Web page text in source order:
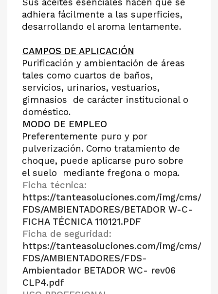
Sus aceites esenciales hacen que se
adhiera fácilmente a las superficies,
desarrollando el aroma lentamente.
CAMPOS DE APLICACIÓN
Purificación y ambientación de áreas
tales como cuartos de baños,
servicios, urinarios, vestuarios,
gimnasios
de carácter institucional o
doméstico.
MODO DE EMPLEO
Preferentemente puro y por
pulverización. Como tratamiento de
choque, puede aplicarse puro sobre
el suelo
mediante fregona o mopa.
Ficha técnica:
https://tanteasoluciones.com/img/cms/FT-
FDS/AMBIENTADORES/BETADOR W-C-
FICHA TÉCNICA 110121.PDF
Ficha de seguridad:
https://tanteasoluciones.com/img/cms/FT-
FDS/AMBIENTADORES/FDS-
Ambientador BETADOR WC- rev06
CLP4.pdf